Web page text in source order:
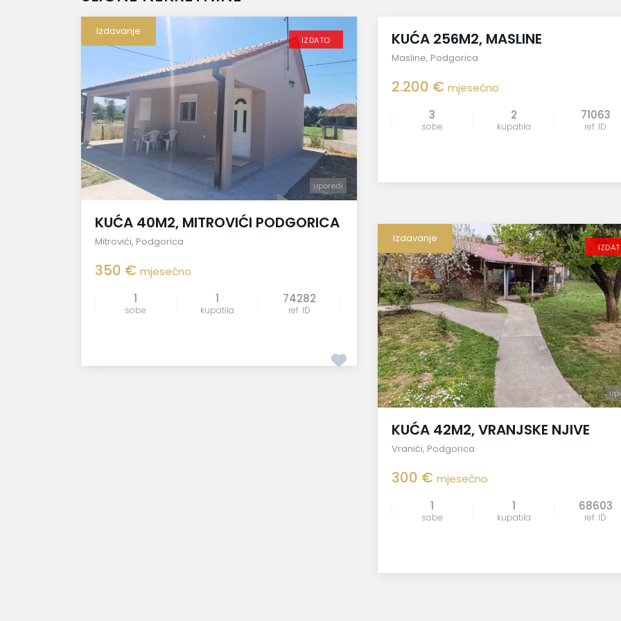
Izdavanje
uporedi
IZDATO
KUĆA 40M2, MITROVIĆI PODGORICA
Mitrovići, Podgorica
350 € mjesečno
1
sobe
1
kupatila
74282
ref. ID
Izdavanje
uporedi
KUĆA 256M2, MASLINE
Masline, Podgorica
2.200 € mjesečno
3
sobe
2
kupatila
71063
ref. ID
Izdavanje
KUĆA 42M2, VRANJSKE NJIVE
Vranići, Podgorica
300 € mjesečno
1
sobe
1
kupatila
68603
ref. ID